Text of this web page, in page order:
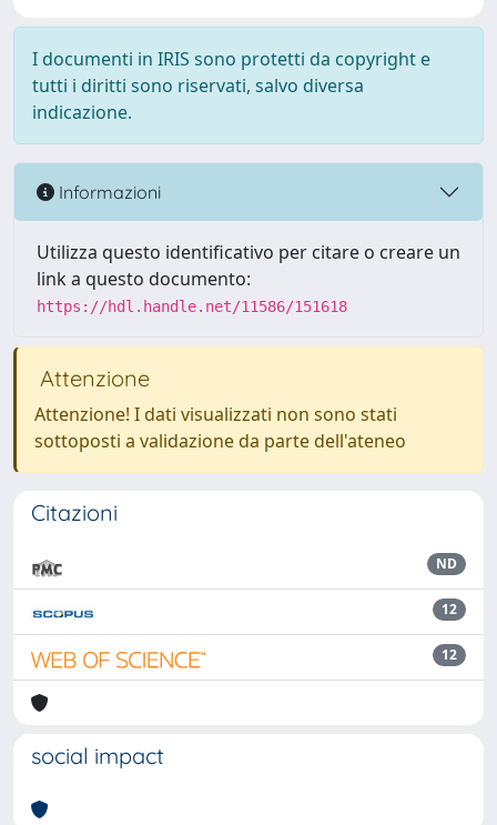
I documenti in IRIS sono protetti da copyright e
tutti i diritti sono riservati, salvo diversa
indicazione.
Informazioni
Utilizza questo identificativo per citare o creare un
link a questo documento:
https://hdl.handle.net/11586/151618
Attenzione
Attenzione! I dati visualizzati non sono stati
sottoposti a validazione da parte dell'ateneo
Citazioni
ND
12
12
social impact